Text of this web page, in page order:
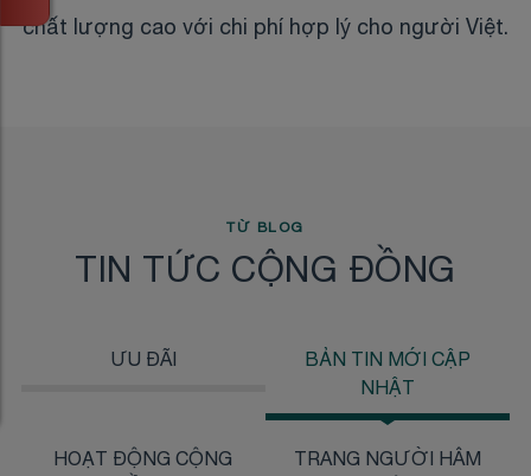
chất lượng cao với chi phí hợp lý cho người Việt.
TỪ BLOG
TIN TỨC CỘNG ĐỒNG
ƯU ĐÃI
BẢN TIN MỚI CẬP
NHẬT
HOẠT ĐỘNG CỘNG TRANG NGƯỜI HÂM